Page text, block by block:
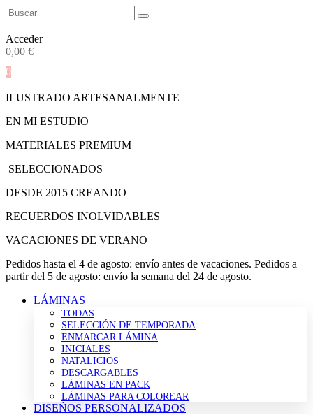
Acceder
0,00 €
0
ILUSTRADO ARTESANALMENTE
EN MI ESTUDIO
MATERIALES PREMIUM
SELECCIONADOS
DESDE 2015 CREANDO
RECUERDOS INOLVIDABLES
VACACIONES DE VERANO
Pedidos hasta el 4 de agosto: envío antes de vacaciones. Pedidos a
partir del 5 de agosto: envío la semana del 24 de agosto.
LÁMINAS
TODAS
SELECCIÓN DE TEMPORADA
ENMARCAR LÁMINA
INICIALES
NATALICIOS
DESCARGABLES
LÁMINAS EN PACK
LÁMINAS PARA COLOREAR
DISEÑOS PERSONALIZADOS